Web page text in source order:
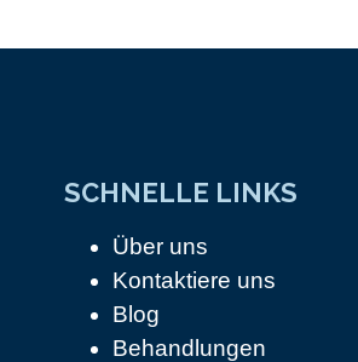
SCHNELLE LINKS
Über uns
Kontaktiere uns
Blog
Behandlungen